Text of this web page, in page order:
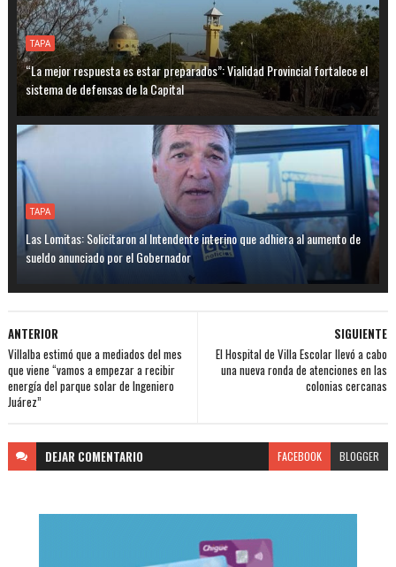
TAPA
“La mejor respuesta es estar preparados”: Vialidad Provincial fortalece el
sistema de defensas de la Capital
TAPA
Las Lomitas: Solicitaron al Intendente interino que adhiera al aumento de
sueldo anunciado por el Gobernador
SIGUIENTE
El Hospital de Villa Escolar llevó a cabo
una nueva ronda de atenciones en las
colonias cercanas
ANTERIOR
Villalba estimó que a mediados del mes
que viene “vamos a empezar a recibir
energía del parque solar de Ingeniero
Juárez”
DEJAR COMENTARIO FACEBOOK BLOGGER